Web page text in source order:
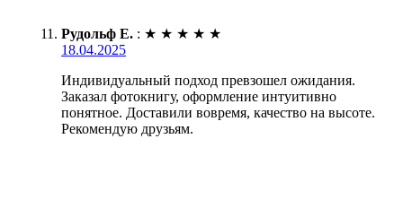
Рудольф Е. : ★ ★ ★ ★ ★
18.04.2025
Индивидуальный подход превзошел ожидания.
Заказал фотокнигу, оформление интуитивно
понятное. Доставили вовремя, качество на высоте.
Рекомендую друзьям.